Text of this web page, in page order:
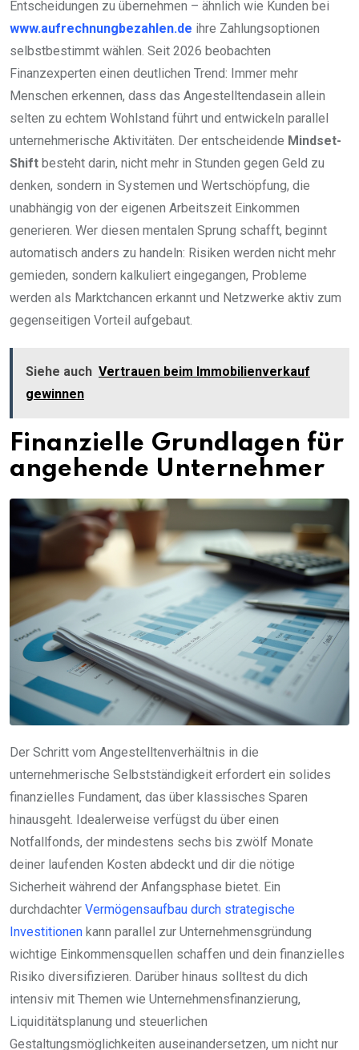
Entscheidungen zu übernehmen – ähnlich wie Kunden bei
www.aufrechnungbezahlen.de ihre Zahlungsoptionen
selbstbestimmt wählen. Seit 2026 beobachten
Finanzexperten einen deutlichen Trend: Immer mehr
Menschen erkennen, dass das Angestelltendasein allein
selten zu echtem Wohlstand führt und entwickeln parallel
unternehmerische Aktivitäten. Der entscheidende Mindset-
Shift besteht darin, nicht mehr in Stunden gegen Geld zu
denken, sondern in Systemen und Wertschöpfung, die
unabhängig von der eigenen Arbeitszeit Einkommen
generieren. Wer diesen mentalen Sprung schafft, beginnt
automatisch anders zu handeln: Risiken werden nicht mehr
gemieden, sondern kalkuliert eingegangen, Probleme
werden als Marktchancen erkannt und Netzwerke aktiv zum
gegenseitigen Vorteil aufgebaut.
Siehe auch Vertrauen beim Immobilienverkauf
gewinnen
Finanzielle Grundlagen für
angehende Unternehmer
Der Schritt vom Angestelltenverhältnis in die
unternehmerische Selbstständigkeit erfordert ein solides
finanzielles Fundament, das über klassisches Sparen
hinausgeht. Idealerweise verfügst du über einen
Notfallfonds, der mindestens sechs bis zwölf Monate
deiner laufenden Kosten abdeckt und dir die nötige
Sicherheit während der Anfangsphase bietet. Ein
durchdachter Vermögensaufbau durch strategische
Investitionen kann parallel zur Unternehmensgründung
wichtige Einkommensquellen schaffen und dein finanzielles
Risiko diversifizieren. Darüber hinaus solltest du dich
intensiv mit Themen wie Unternehmensfinanzierung,
Liquiditätsplanung und steuerlichen
Gestaltungsmöglichkeiten auseinandersetzen, um nicht nur